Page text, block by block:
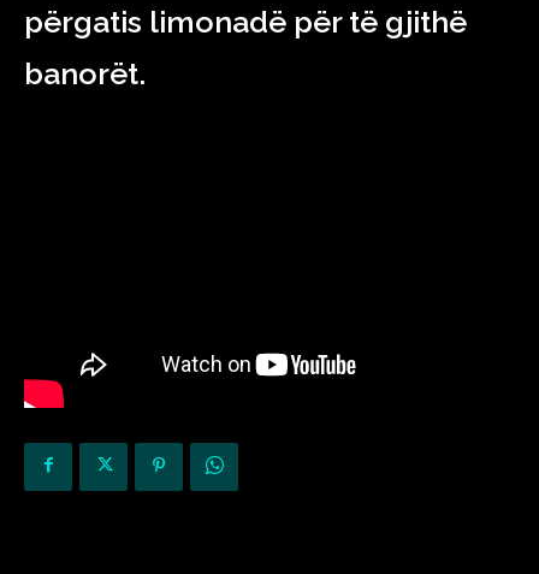
përgatis limonadë për të gjithë
banorët.